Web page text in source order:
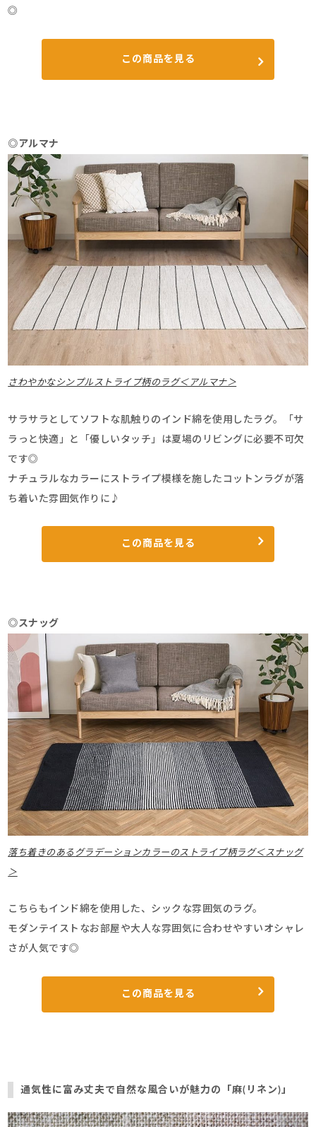
◎
この商品を見る
◎アルマナ
さわやかなシンプルストライプ柄のラグ＜アルマナ＞
サラサラとしてソフトな肌触りのインド綿を使用したラグ。「サ
ラっと快適」と「優しいタッチ」は夏場のリビングに必要不可欠
です◎
ナチュラルなカラーにストライプ模様を施したコットンラグが落
ち着いた雰囲気作りに♪
この商品を見る
◎スナッグ
落ち着きのあるグラデーションカラーのストライプ柄ラグ＜スナッグ
＞
こちらもインド綿を使用した、シックな雰囲気のラグ。
モダンテイストなお部屋や大人な雰囲気に合わせやすいオシャレ
さが人気です◎
この商品を見る
通気性に富み丈夫で自然な風合いが魅力の「麻(リネン)」